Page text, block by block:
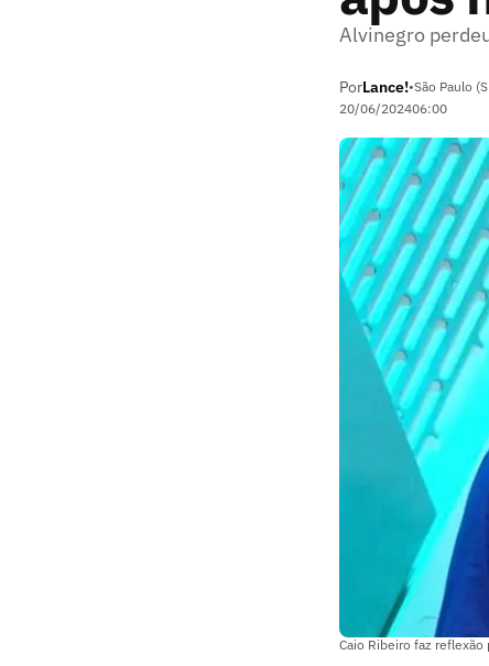
Alvinegro
PorLance!•São Paulo
20/06/202406:00
Caio Ribeiro faz